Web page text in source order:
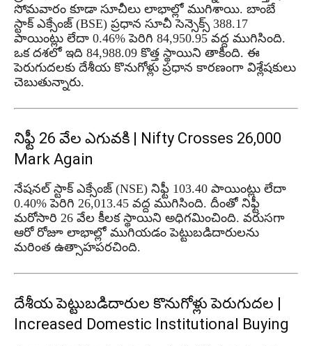
సోమవారం కూడా సూచీలు లాభాల్లో ముగిశాయి. బాంబే
స్టాక్ ఎక్సేంజ్ (BSE) ప్రధాన సూచీ సెన్సెక్స్ 388.17
పాయింట్లు లేదా 0.46% పెరిగి 84,950.95 వద్ద ముగిసింది.
ఒక దశలో ఇది 84,988.09 కొత్త స్థాయిని తాకింది. ఈ
పెరుగుదలకు దేశీయ కొనుగోళ్లు ప్రధాన కారణంగా విశ్లేషకులు
చెబుతున్నారు.
నిఫ్టీ 26 వేల ఎగువకి | Nifty Crosses 26,000
Mark Again
నేషనల్ స్టాక్ ఎక్సేంజ్ (NSE) నిఫ్టీ 103.40 పాయింట్లు లేదా
0.40% పెరిగి 26,013.45 వద్ద ముగిసింది. దీంతో నిఫ్టీ
మరోసారి 26 వేల కీలక స్థాయిని అధిగమించింది. వరుసగా
ఆరో రోజూ లాభాల్లో ముగియడం పెట్టుబడిదారులను
మరింత ఉత్సాహపరచింది.
దేశీయ పెట్టుబడిదారుల కొనుగోళ్లు పెరుగుదల |
Increased Domestic Institutional Buying